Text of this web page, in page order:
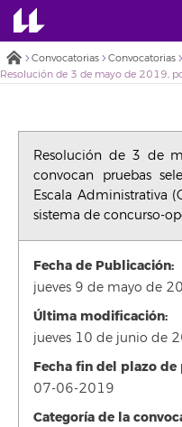
Convocatorias
Convocatorias
Resolución de 3 de
convocan pruebas
Escala Administrativa
sistema de concurso-
Fecha de Publicación:
jueves 9 de mayo de
Última modificación:
jueves 10 de junio de
Fecha fin del plazo de
07-06-2019
Categoría de la